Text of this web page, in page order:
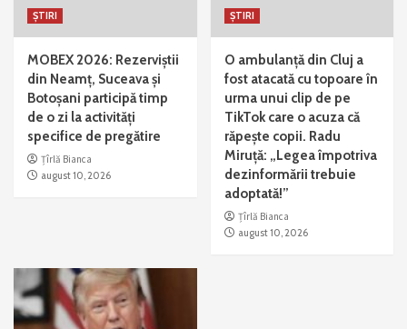
ȘTIRI
MOBEX 2026: Rezerviștii
din Neamț, Suceava și
Botoșani participă timp
de o zi la activități
specifice de pregătire
Țîrlă Bianca
august 10, 2026
ȘTIRI
O ambulanță din Cluj a
fost atacată cu topoare în
urma unui clip de pe
TikTok care o acuza că
răpește copii. Radu
Miruță: „Legea împotriva
dezinformării trebuie
adoptată!”
Țîrlă Bianca
august 10, 2026